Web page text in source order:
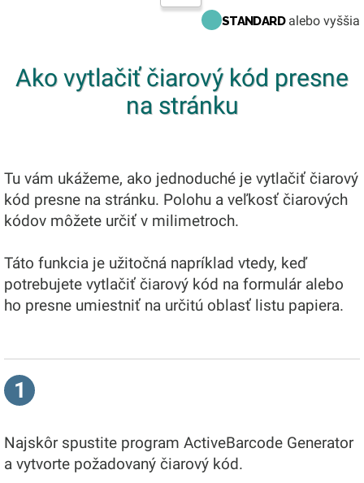
STANDARDalebo vyššia
Ako vytlačiť čiarový kód presne
na stránku
Tu vám ukážeme, ako jednoduché je vytlačiť čiarový
kód presne na stránku. Polohu a veľkosť čiarových
kódov môžete určiť v milimetroch.
Táto funkcia je užitočná napríklad vtedy, keď
potrebujete vytlačiť čiarový kód na formulár alebo
ho presne umiestniť na určitú oblasť listu papiera.
1
Najskôr spustite program ActiveBarcode Generator
a vytvorte požadovaný čiarový kód.